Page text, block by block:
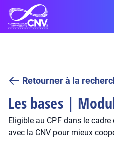
Retourner à la
Les bases |
Eligible au CPF dans le
avec la CNV pour mieux